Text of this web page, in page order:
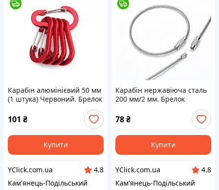
Карабін алюмінієвий 50 мм
(1 штука) Червоний. Брелок
Карабіни для брелоків
101 ₴
Купити
YClick.com.ua
4.8
Кам'янець-Подільський
Карабін нержавіюча сталь
200 мм/2 мм. Брелок
Карабіни для брелоків
78₴
Купити
YClick.com.ua
4.8
Кам'янець-Подільський